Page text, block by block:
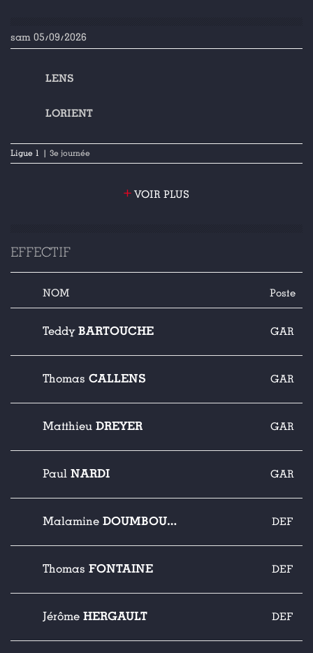
sam 05/09/2026
LENS
LORIENT
Ligue 1 | 3e journée
+ VOIR PLUS
EFFECTIF
NOM Poste
Teddy BARTOUCHE GAR
Thomas CALLENS GAR
Matthieu DREYER GAR
Paul NARDI GAR
Malamine DOUMBOUYA DEF
Thomas FONTAINE DEF
Jérôme HERGAULT DEF